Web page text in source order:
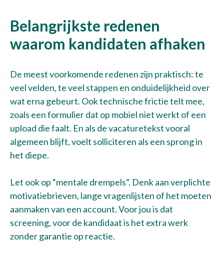
Belangrijkste redenen
waarom kandidaten afhaken
De meest voorkomende redenen zijn praktisch: te
veel velden, te veel stappen en onduidelijkheid over
wat erna gebeurt. Ook technische frictie telt mee,
zoals een formulier dat op mobiel niet werkt of een
upload die faalt. En als de vacaturetekst vooral
algemeen blijft, voelt solliciteren als een sprong in
het diepe.
Let ook op “mentale drempels”. Denk aan verplichte
motivatiebrieven, lange vragenlijsten of het moeten
aanmaken van een account. Voor jou is dat
screening, voor de kandidaat is het extra werk
zonder garantie op reactie.